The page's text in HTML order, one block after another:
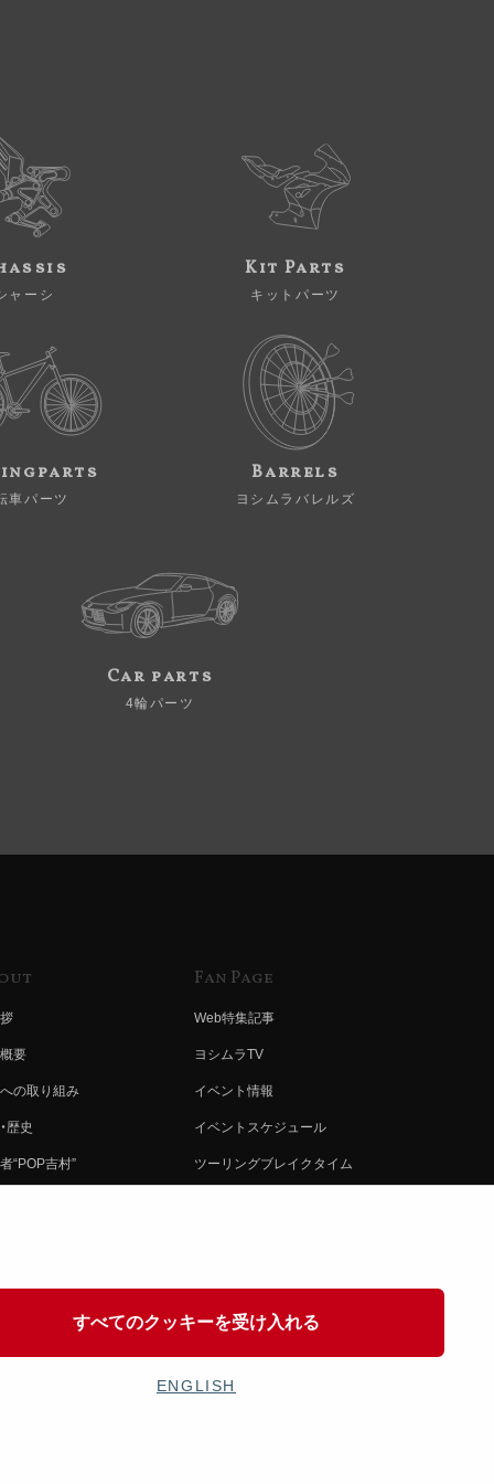
ャーシ
Kit Parts
キットパーツ
車パーツ
Barrels
ヨシムラバレルズ
Car parts
4輪パーツ
要
の取り組み
歴史
“POP吉村”
Fan Page
Web特集記事
ヨシムラTV
イベント情報
イベントスケジュール
ツーリングブレイクタイム
すべてのクッキーを受け入れる
ENGLISH